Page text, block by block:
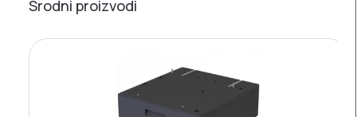
Srodni proizvodi